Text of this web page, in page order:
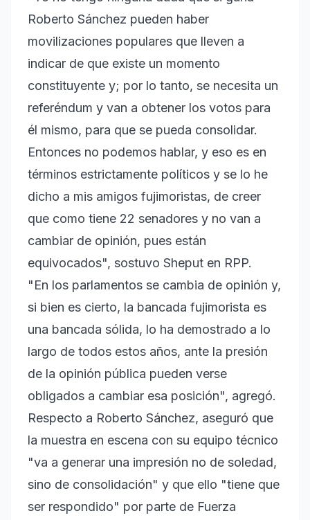
Roberto Sánchez pueden haber
movilizaciones populares que lleven a
indicar de que existe un momento
constituyente y; por lo tanto, se necesita un
referéndum y van a obtener los votos para
él mismo, para que se pueda consolidar.
Entonces no podemos hablar, y eso es en
términos estrictamente políticos y se lo he
dicho a mis amigos fujimoristas, de creer
que como tiene 22 senadores y no van a
cambiar de opinión, pues están
equivocados", sostuvo Sheput en RPP.
"En los parlamentos se cambia de opinión y,
si bien es cierto, la bancada fujimorista es
una bancada sólida, lo ha demostrado a lo
largo de todos estos años, ante la presión
de la opinión pública pueden verse
obligados a cambiar esa posición", agregó.
Respecto a Roberto Sánchez, aseguró que
la muestra en escena con su equipo técnico
"va a generar una impresión no de soledad,
sino de consolidación" y que ello "tiene que
ser respondido" por parte de Fuerza